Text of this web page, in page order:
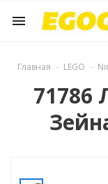
menu
Главная LEGO
71786